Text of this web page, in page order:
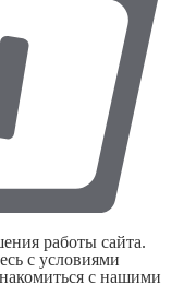
работы сайта.
с условиями
с нашими